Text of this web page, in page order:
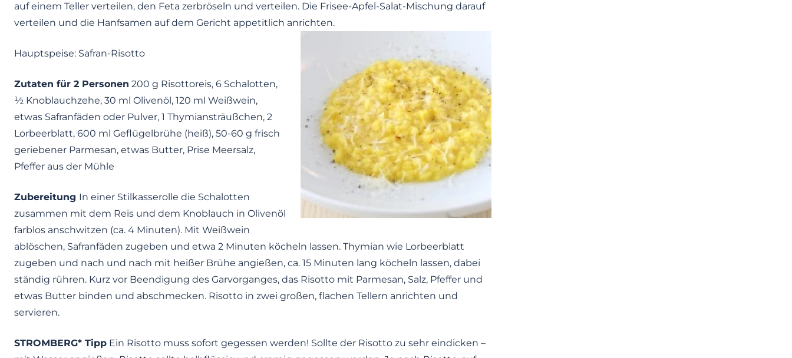
auf einem Teller verteilen, den Feta zerbröseln und verteilen. Die Frisee-Apfel-Salat-Mischung darauf
verteilen und die Hanfsamen auf dem Gericht appetitlich anrichten.
Hauptspeise: Safran-Risotto
Zutaten für 2 Personen 200 g Risottoreis, 6 Schalotten,
½ Knoblauchzehe, 30 ml Olivenöl, 120 ml Weißwein,
etwas Safranfäden oder Pulver, 1 Thymiansträußchen, 2
Lorbeerblatt, 600 ml Geflügelbrühe (heiß), 50-60 g frisch
geriebener Parmesan, etwas Butter, Prise Meersalz,
Pfeffer aus der Mühle
Zubereitung In einer Stilkasserolle die Schalotten
zusammen mit dem Reis und dem Knoblauch in Olivenöl
farblos anschwitzen (ca. 4 Minuten). Mit Weißwein
ablöschen, Safranfäden zugeben und etwa 2 Minuten köcheln lassen. Thymian wie Lorbeerblatt
zugeben und nach und nach mit heißer Brühe angießen, ca. 15 Minuten lang köcheln lassen, dabei
ständig rühren. Kurz vor Beendigung des Garvorganges, das Risotto mit Parmesan, Salz, Pfeffer und
etwas Butter binden und abschmecken. Risotto in zwei großen, flachen Tellern anrichten und
servieren.
STROMBERG* Tipp Ein Risotto muss sofort gegessen werden! Sollte der Risotto zu sehr eindicken –